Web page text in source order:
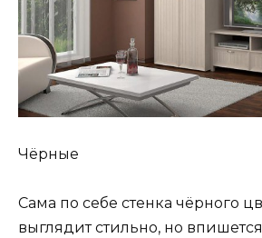
Чёрные
Сама по себе стенка чёрного
выглядит стильно, но впишется